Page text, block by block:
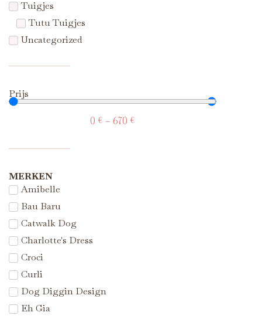
Tuigjes
Tutu Tuigjes
Uncategorized
Prijs
0€ —670€
MERKEN
Amibelle
Bau Baru
Catwalk Dog
Charlotte's Dress
Croci
Curli
Dog Diggin Design
Eh Gia